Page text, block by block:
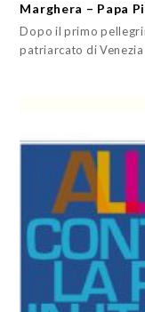
Marghera – Papa
Dopo il primo
patriarcato di